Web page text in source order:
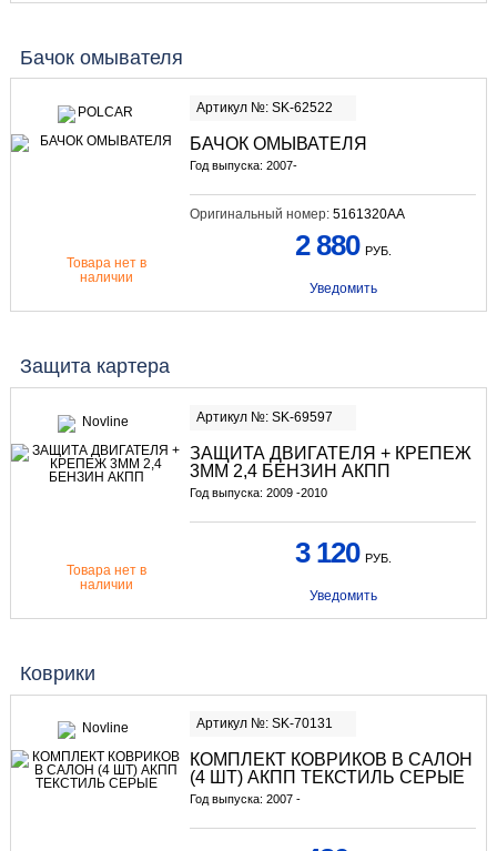
Бачок омывателя
Артикул №: SK-62522
БАЧОК ОМЫВАТЕЛЯ
Год выпуска: 2007-
Оригинальный номер: 5161320AA
Товара нет в
наличии
2 880 РУБ.
Уведомить
Защита картера
Артикул №: SK-69597
ЗАЩИТА ДВИГАТЕЛЯ + КРЕПЕЖ
3ММ 2,4 БЕНЗИН АКПП
Год выпуска: 2009 -2010
Товара нет в
наличии
3 120 РУБ.
Уведомить
Коврики
Артикул №: SK-70131
КОМПЛЕКТ КОВРИКОВ В САЛОН
(4 ШТ) АКПП ТЕКСТИЛЬ СЕРЫЕ
Год выпуска: 2007 -